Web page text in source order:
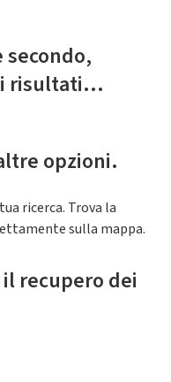
risultati...
opzioni.
ricerca. Trova la
sulla mappa.
recupero dei